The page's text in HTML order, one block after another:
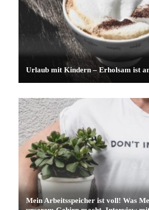
Urlaub mit Kindern – Erholsam ist
Mein Arbeitsspeicher ist voll! Was